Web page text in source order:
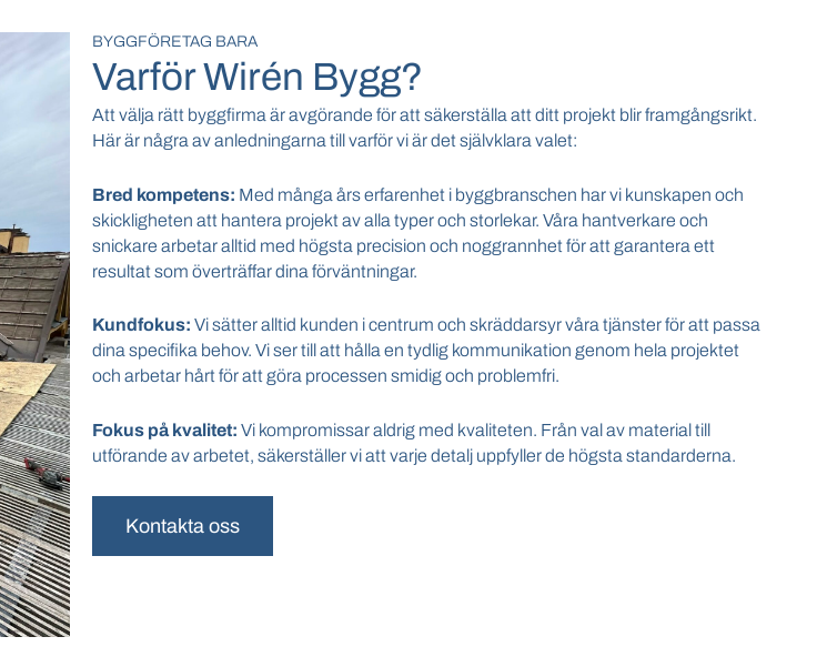
BYGGFÖRETAG BARA
Varför Wirén Bygg?
Att välja rätt byggfirma är avgörande för att säkerställa att ditt projekt blir framgångsrikt.
Här är några av anledningarna till varför vi är det självklara valet:
Bred kompetens: Med många års erfarenhet i byggbranschen har vi kunskapen och
skickligheten att hantera projekt av alla typer och storlekar. Våra hantverkare och
snickare arbetar alltid med högsta precision och noggrannhet för att garantera ett
resultat som överträffar dina förväntningar.
Kundfokus: Vi sätter alltid kunden i centrum och skräddarsyr våra tjänster för att passa
dina specifika behov. Vi ser till att hålla en tydlig kommunikation genom hela projektet
och arbetar hårt för att göra processen smidig och problemfri.
Fokus på kvalitet: Vi kompromissar aldrig med kvaliteten. Från val av material till
utförande av arbetet, säkerställer vi att varje detalj uppfyller de högsta standarderna.
Kontakta oss